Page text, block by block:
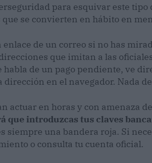
para esquivar este tipo
se convierten en hábito en
de un correo si no has
que imitan a las
de un pago pendiente, ve
en el navegador. Nada
actuar en horas y con amenaza
que introduzcas tus claves
siempre una bandera roja. Si
o consulta tu cuenta oficial.